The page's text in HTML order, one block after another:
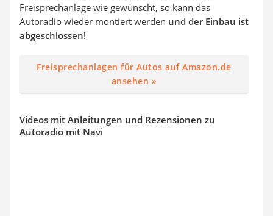
Freisprechanlage wie gewünscht, so kann das
Autoradio wieder montiert werden und der Einbau ist
abgeschlossen!
Freisprechanlagen für Autos auf Amazon.de
ansehen »
Videos mit Anleitungen und Rezensionen zu
Autoradio mit Navi